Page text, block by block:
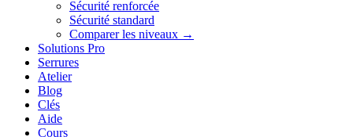
Sécurité renforcée
Sécurité standard
Comparer les niveaux →
Solutions Pro
Serrures
Atelier
Blog
Clés
Aide
Cours